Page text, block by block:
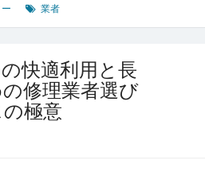
業者
快適利用と長
修理業者選び
極意